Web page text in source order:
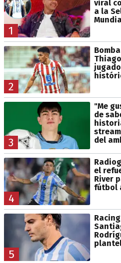
1
viral
a la
2
3
"Me
de
del
4
el
River
fútbol
5